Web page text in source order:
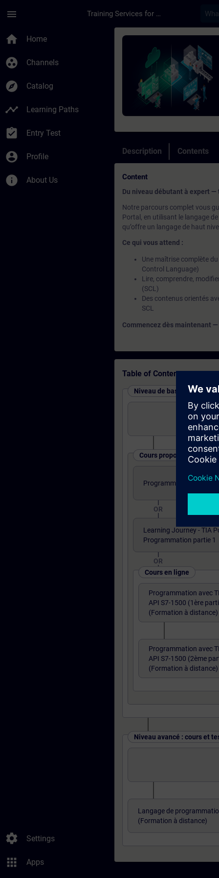
menu Training Services for Digital Industries
home Home
group_work Channels
explore Catalog
timeline Learning Paths
assignment_turned_in Entry Test
account_circle Profile
info About Us
settings Settings
apps Apps
Course -
Description Contents
Content
Du niveau débutant à expert
Notre parcours complet vous
Portal, en utilisant le langage
qu’offre un langage de haut
Ce qui vous attend :
Une maîtrise complète
Control Language)
Lire, comprendre,
(SCL)
Des contenus orientés
SCL
Commencez dès maintenant
Table of Contents
Niveau de base : cours et
Cours proposés sous
Programmation TIA
OR
Learning Journey - TIA
Programmation partie 1
OR
Cours en ligne
Programmation avec
API S7-1500 (1ère
(Formation à distance)
Programmation avec
API S7-1500 (2ème
(Formation à distance)
Niveau avancé : cours et
Langage de
(Formation à distance)